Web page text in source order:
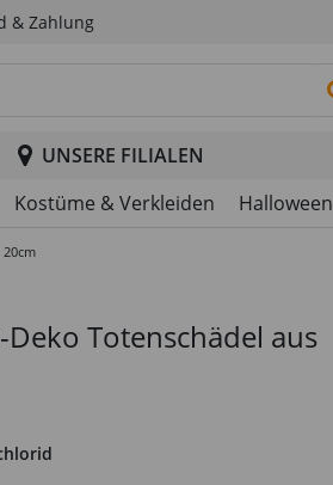
& Zahlung
UNSERE FILIALEN
Kostüme & Verkleiden Halloween
20cm
Totenschädel aus